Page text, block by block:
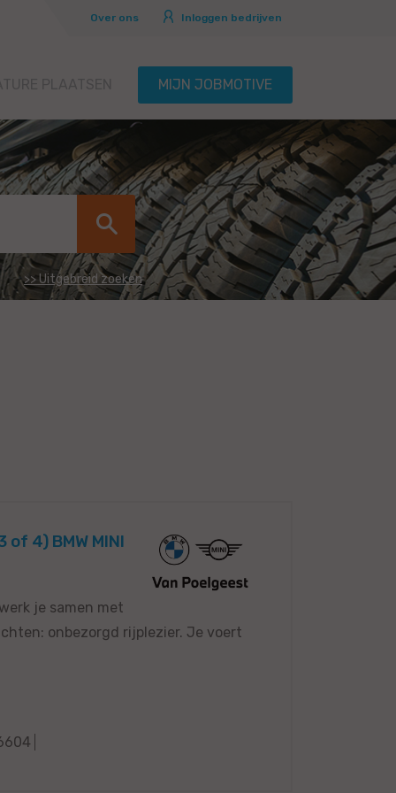
Over ons Inloggen bedrijven
MIJN JOBMOTIVE
>> Uitgebreid zoeken
4) BMW MINI
je samen met
onbezorgd rijplezier. Je voert